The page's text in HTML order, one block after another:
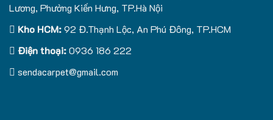
Lương, Phường Kiến Hưng, TP.Hà Nội
Kho HCM:92 Đ.Thạnh Lộc, An Phú Đông, TP.HCM
Điện thoại:0936 186 222
sendacarpet@gmail.com